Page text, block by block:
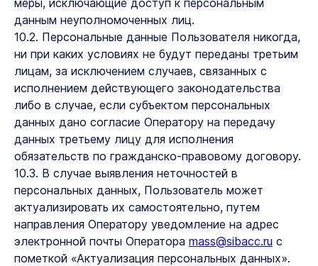
меры, исключающие доступ к персональным
данным неуполномоченных лиц.
10.2. Персональные данные Пользователя никогда,
ни при каких условиях не будут переданы третьим
лицам, за исключением случаев, связанных с
исполнением действующего законодательства
либо в случае, если субъектом персональных
данных дано согласие Оператору на передачу
данных третьему лицу для исполнения
обязательств по гражданско-правовому договору.
10.3. В случае выявления неточностей в
персональных данных, Пользователь может
актуализировать их самостоятельно, путем
направления Оператору уведомление на адрес
электронной почты Оператора mass@sibacc.ru с
пометкой «Актуализация персональных данных».